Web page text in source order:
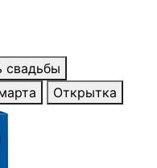
свадьбы
Открытка